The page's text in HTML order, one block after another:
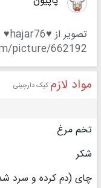
تصویر از ♥hajar76♥
picture/662192
مواد لازم کیک دارچینی
تخم مرغ
شکر
چای (دم کرده و سرد